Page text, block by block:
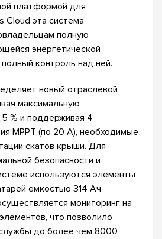
платформой для
Cloud эта система
полную
энергетической
контроль над ней.
новый отраслевой
максимальную
% и поддерживая 4
MPPT (по 20 А), необходимые
скатов крыши. Для
безопасности и
используются элементы
емкостью 314 Ач
мониторинг на
что позволило
до более чем 8000